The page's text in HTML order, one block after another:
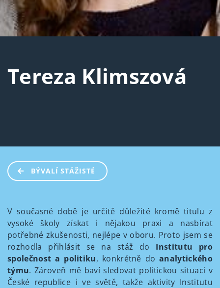
Tereza Klimszová
BÝVALÍ STÁŽISTÉ
V současné době je určitě důležité kromě titulu z
vysoké školy získat i nějakou praxi a nasbírat
potřebné zkušenosti, nejlépe v oboru. Proto jsem se
rozhodla přihlásit se na stáž do Institutu pro
společnost a politiku, konkrétně doanalytického
týmu. Zároveň mě baví sledovat politickou situaci v
České republice i ve světě, takže aktivity Institutu